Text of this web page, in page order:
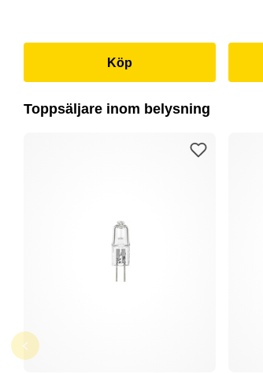
Köp
Toppsäljare inom belysning